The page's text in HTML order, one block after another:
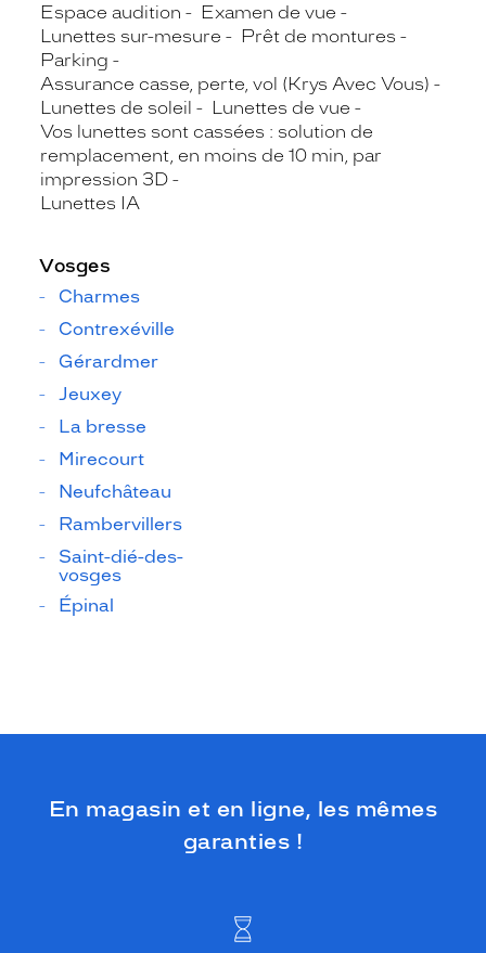
Espace audition
Examen de vue
Lunettes sur-mesure
Prêt de montures
Parking
Assurance casse, perte, vol (Krys Avec Vous)
Lunettes de soleil
Lunettes de vue
Vos lunettes sont cassées : solution de
remplacement, en moins de 10 min, par
impression 3D
Lunettes IA
Vosges
Charmes
Contrexéville
Gérardmer
Jeuxey
La bresse
Mirecourt
Neufchâteau
Rambervillers
Saint-dié-des-
vosges
Épinal
En magasin et en ligne, les mêmes
garanties !